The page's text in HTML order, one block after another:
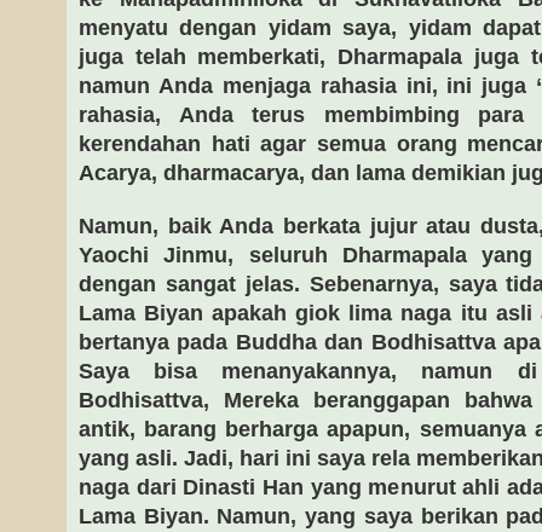
menyatu dengan yidam saya, yidam
juga telah memberkati, Dharmapala juga
namun Anda menjaga rahasia ini, ini juga
rahasia, Anda terus membimbing para
kerendahan hati agar semua orang
Acarya, dharmacarya, dan lama demikian
Namun, baik Anda berkata jujur atau
Yaochi Jinmu, seluruh Dharmapala
dengan sangat jelas. Sebenarnya, saya
Lama Biyan apakah giok lima naga itu asli
bertanya pada Buddha dan Bodhisattva
Saya bisa menanyakannya, namun
Bodhisattva, Mereka beranggapan
antik, barang berharga apapun, semuanya
yang asli. Jadi, hari ini saya rela
naga dari Dinasti Han yang menurut ahli
Lama Biyan. Namun, yang saya berikan